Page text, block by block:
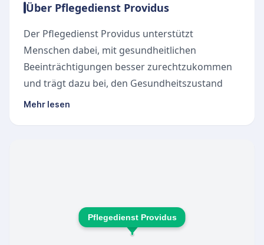
Über Pflegedienst Providus
Der Pflegedienst Providus unterstützt
Menschen dabei, mit gesundheitlichen
Beeinträchtigungen besser zurechtzukommen
und trägt dazu bei, den Gesundheitszustand
stabil zu halten. Der Pflegedienst bietet
spezialisierte Ernährungsdienste einschließlich
enteraler und parenteraler Ernährung.
Mehr lesen
Pflegedienst Providus